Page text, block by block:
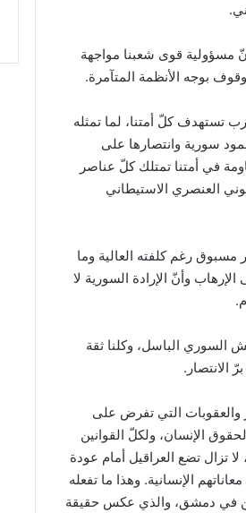
مسؤولية قوى شعبنا مواجهة
بوجه الأنظمة المتآمرة.
تستهدف كلّ أمتنا، لما تمثله
سورية وانتصارها على
في أمتنا تمتلك كلّ عناصر
العنصري الاستيطاني
رغم كلفته العالية وما
وأنّ الإرادة السورية لا
السوري الباسل، وكلنا ثقة
الانتصار.
والعقوبات التي تفرض على
الإنسان، ولكلّ القوانين
تزال تضع العراقيل أمام عودة
الإنسانية. وهذا ما تفعله
في دمشق، والذي عكس حقيقة